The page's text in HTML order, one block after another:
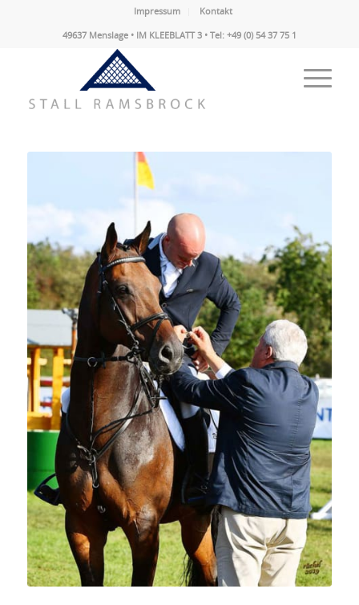
Impressum Kontakt
49637 Menslage • IM KLEEBLATT 3 • Tel: +49 (0) 54 37 75 1